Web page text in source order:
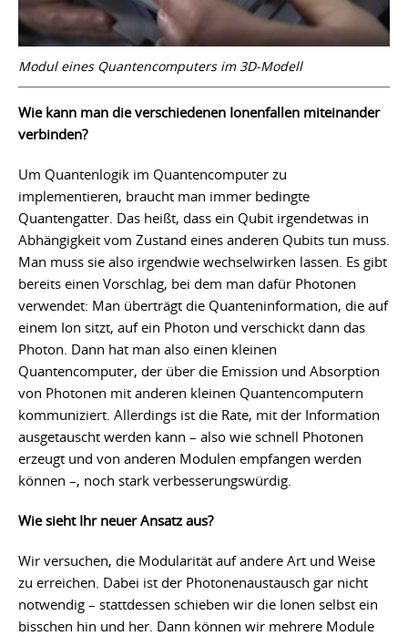
Modul eines Quantencomputers im 3D-Modell
Wie kann man die verschiedenen Ionenfallen miteinander
verbinden?
Um Quantenlogik im Quantencomputer zu
implementieren, braucht man immer bedingte
Quantengatter. Das heißt, dass ein Qubit irgendetwas in
Abhängigkeit vom Zustand eines anderen Qubits tun muss.
Man muss sie also irgendwie wechselwirken lassen. Es gibt
bereits einen Vorschlag, bei dem man dafür Photonen
verwendet: Man überträgt die Quanteninformation, die auf
einem Ion sitzt, auf ein Photon und verschickt dann das
Photon. Dann hat man also einen kleinen
Quantencomputer, der über die Emission und Absorption
von Photonen mit anderen kleinen Quantencomputern
kommuniziert. Allerdings ist die Rate, mit der Information
ausgetauscht werden kann – also wie schnell Photonen
erzeugt und von anderen Modulen empfangen werden
können –, noch stark verbesserungswürdig.
Wie sieht Ihr neuer Ansatz aus?
Wir versuchen, die Modularität auf andere Art und Weise
zu erreichen. Dabei ist der Photonenaustausch gar nicht
notwendig – stattdessen schieben wir die Ionen selbst ein
bisschen hin und her. Dann können wir mehrere Module